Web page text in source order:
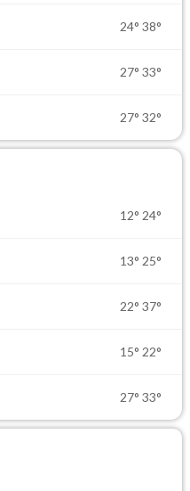
24° 38°
27° 33°
27° 32°
12° 24°
13° 25°
22° 37°
15° 22°
27° 33°